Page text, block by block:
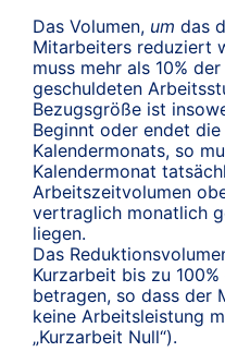
Das Volumen, um das
Mitarbeiters reduziert
muss mehr als 10%
geschuldeten
Bezugsgröße ist
Beginnt oder endet
Kalendermonats, so
Kalendermonat
Arbeitszeitvolumen
vertraglich monatlich
liegen.
Das
Kurzarbeit bis zu
betragen, so dass der
keine Arbeitsleistung
„Kurzarbeit Null“).